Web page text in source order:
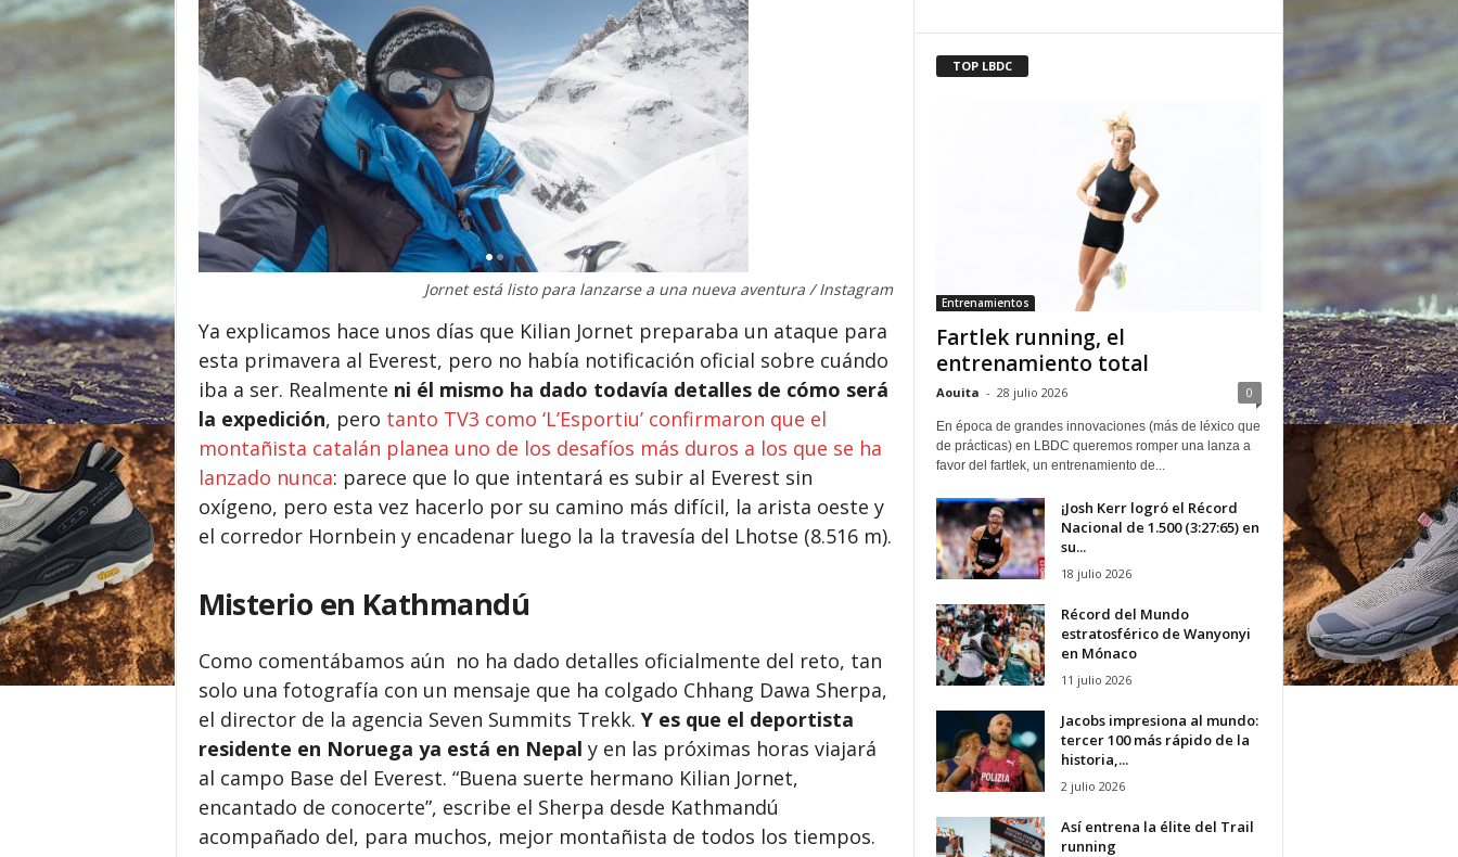
Jornet está listo para lanzarse a una nueva aventura / Instagram
Ya explicamos hace unos días que Kilian Jornet preparaba un ataque para
esta primavera al Everest, pero no había notificación oficial sobre cuándo
iba a ser. Realmente ni él mismo ha dado todavía detalles de cómo será
la expedición, pero tanto TV3 como ‘L’Esportiu’ confirmaron que el
montañista catalán planea uno de los desafíos más duros a los que se ha
lanzado nunca: parece que lo que intentará es subir al Everest sin
oxígeno, pero esta vez hacerlo por su camino más difícil, la arista oeste y
el corredor Hornbein y encadenar luego la la travesía del Lhotse (8.516 m).
Misterio en Kathmandú
Como comentábamos aún no ha dado detalles oficialmente del reto, tan
solo una fotografía con un mensaje que ha colgado Chhang Dawa Sherpa,
el director de la agencia Seven Summits Trekk. Y es que el deportista
residente en Noruega ya está en Nepal y en las próximas horas viajará
al campo Base del Everest. “Buena suerte hermano Kilian Jornet,
encantado de conocerte”, escribe el Sherpa desde Kathmandú
acompañado del, para muchos, mejor montañista de todos los tiempos.
TOP LBDC
Entrenamientos
Fartlek running, el
entrenamiento total
Aouita - 28 julio 2026 0
En época de grandes innovaciones (más de léxico que
de prácticas) en LBDC queremos romper una lanza a
favor del fartlek, un entrenamiento de...
¡Josh Kerr logró el Récord
Nacional de 1.500 (3:27:65) en
su...
18 julio 2026
Récord del Mundo
estratosférico de Wanyonyi
en Mónaco
11 julio 2026
Jacobs impresiona al mundo:
tercer 100 más rápido de la
historia,...
2 julio 2026
Así entrena la élite del Trail
running